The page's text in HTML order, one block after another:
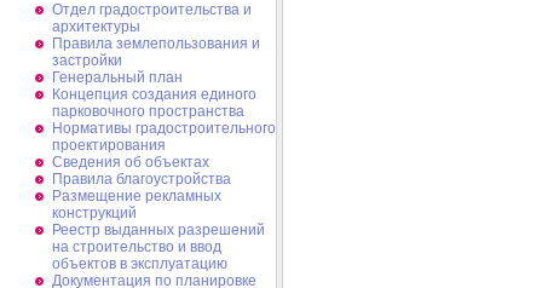
Отдел градостроительства и
архитектуры
Правила землепользования и
застройки
Генеральный план
Концепция создания единого
парковочного пространства
Нормативы градостроительного
проектирования
Сведения об объектах
Правила благоустройства
Размещение рекламных
конструкций
Реестр выданных разрешений
на строительство и ввод
объектов в эксплуатацию
Документация по планировке